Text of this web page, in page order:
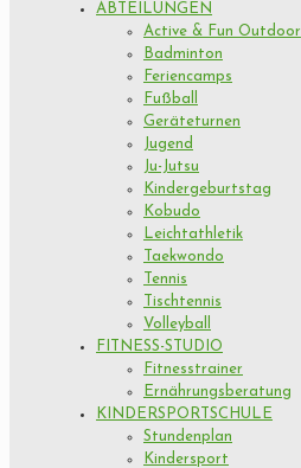
ABTEILUNGEN
Active & Fun Outdoor
Badminton
Feriencamps
Fußball
Geräteturnen
Jugend
Ju-Jutsu
Kindergeburtstag
Kobudo
Leichtathletik
Taekwondo
Tennis
Tischtennis
Volleyball
FITNESS-STUDIO
Fitnesstrainer
Ernährungsberatung
KINDERSPORTSCHULE
Stundenplan
Kindersport